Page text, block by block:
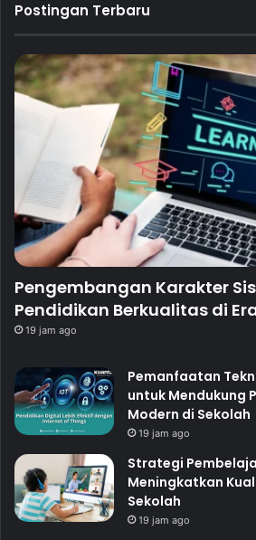
Postingan Terbaru
Pengembangan Karakter
Pendidikan Berkualitas di
19 jam ago
Pemanfaatan
untuk Mendukung
Modern di Sekolah
19 jam ago
Strategi
Meningkatkan
Sekolah
19 jam ago